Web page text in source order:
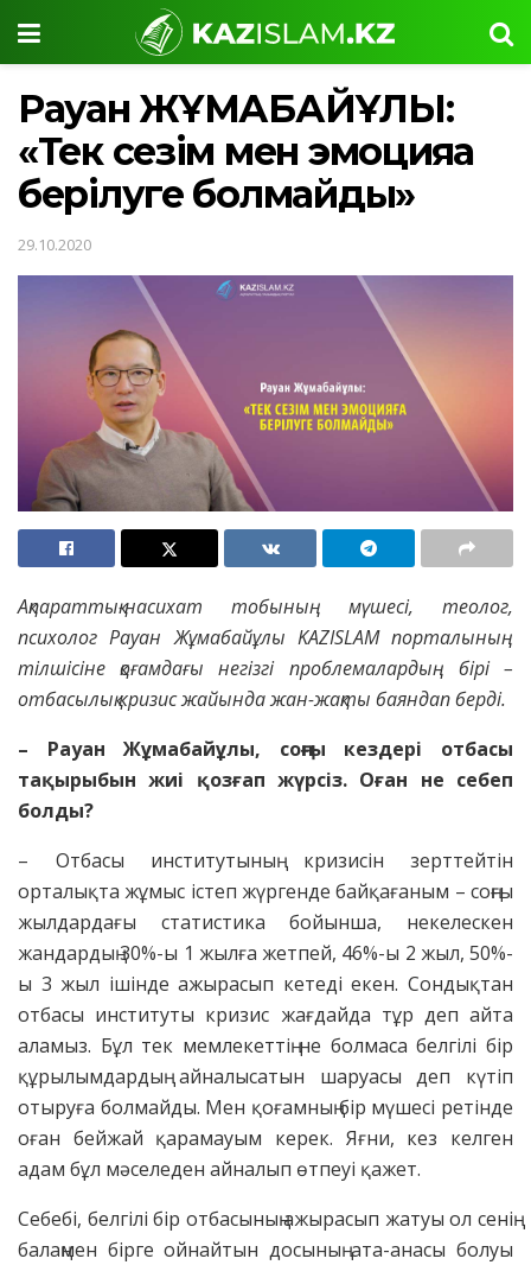
Рауан ЖҰМАБАЙҰЛЫ:
«Тек сезім мен эмоцияға
берілуге болмайды»
29.10.2020
Ақпараттық-насихат тобының мүшесі, теолог,
психолог Рауан Жұмабайұлы KAZISLAM порталының
тілшісінеқоғамдағы негізгі проблемалардың бірі –
отбасылық кризис жайында жан-жақты баяндап берді.
– Рауан Жұмабайұлы, соңғы кездері отбасы
тақырыбын жиі қозғап жүрсіз. Оған не себеп
болды?
– Отбасы институтының кризисін зерттейтін
орталықта жұмыс істеп жүргенде байқағаным – соңғы
жылдардағы статистика бойынша, некелескен
жандардың 30%-ы 1 жылға жетпей, 46%-ы 2 жыл, 50%-
ы 3 жыл ішінде ажырасып кетеді екен. Сондықтан
отбасы институты кризис жағдайда тұр деп айта
аламыз. Бұл тек мемлекеттің не болмаса белгілі бір
құрылымдардың айналысатын шаруасы деп күтіп
отыруға болмайды. Мен қоғамның бір мүшесі ретінде
оған бейжай қарамауым керек. Яғни, кез келген
адам бұл мәселеден айналып өтпеуі қажет.
Себебі, белгілі бір отбасының ажырасып жатуы ол сенің
балаңмен бірге ойнайтын досының ата-анасы болуы